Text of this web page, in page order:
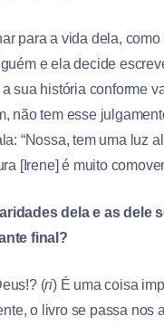
para a vida dela,
e ela decide
sua história conforme
não tem esse
“Nossa, tem uma luz
[Irene] é muito
dela e as
final?
(ri) É uma coisa
o livro se passa